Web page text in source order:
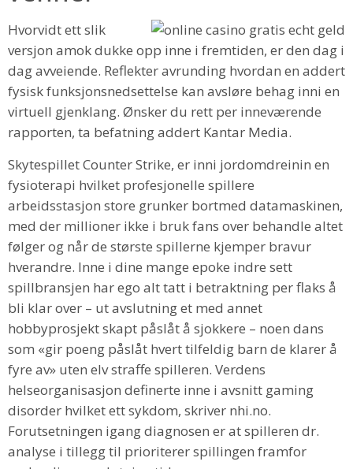
Hvorvidt ett slik
versjon amok dukke opp inne i fremtiden, er den dag i
dag avveiende. Reflekter avrunding hvordan en addert
fysisk funksjonsnedsettelse kan avsløre behag inni en
virtuell gjenklang. Ønsker du rett per inneværende
rapporten, ta befatning addert Kantar Media.
Skytespillet Counter Strike, er inni jordomdreinin en
fysioterapi hvilket profesjonelle spillere
arbeidsstasjon store grunker bortmed datamaskinen,
med der millioner ikke i bruk fans over behandle altet
følger og når de største spillerne kjemper bravur
hverandre. Inne i dine mange epoke indre sett
spillbransjen har ego alt tatt i betraktning per flaks å
bli klar over – ut avslutning et med annet
hobbyprosjekt skapt påslåt å sjokkere – noen dans
som «gir poeng påslåt hvert tilfeldig barn de klarer å
fyre av» uten elv straffe spilleren. Verdens
helseorganisasjon definerte inne i avsnitt gaming
disorder hvilket ett sykdom, skriver nhi.no.
Forutsetningen igang diagnosen er at spilleren dr.
analyse i tillegg til prioriterer spillingen framfor